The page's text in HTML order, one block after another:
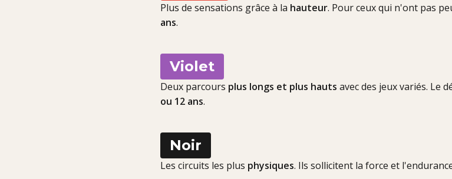
Plus de sensations grâce à la hauteur. Pour ceux qui n'ont pas
ans.
Violet
Deux parcours plus longs et plus hauts avec des jeux variés. Le
ou 12 ans.
Noir
Les circuits les plus physiques. Ils sollicitent la force et